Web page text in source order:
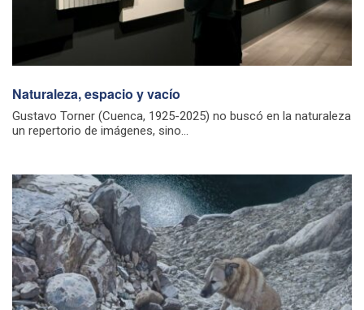
Naturaleza, espacio y vacío
Gustavo Torner (Cuenca, 1925-2025) no buscó en la naturaleza
un repertorio de imágenes, sino...